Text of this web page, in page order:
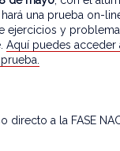
una prueba on-
ejercicios y
Aquí puedes
directo a la FASE